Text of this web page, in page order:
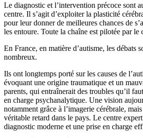
Le diagnostic et l’intervention précoce sont
centre. Il s’agit d’exploiter la plasticité
pour leur donner de meilleures chances de
les entoure. Toute la chaîne est pilotée par le
En France, en matière d’autisme, les débats
nombreux.
Ils ont longtemps porté sur les causes de
évoquant une origine traumatique et un
parents, qui entraînerait des troubles qu’il
en charge psychanalytique. Une vision
notamment grâce à l’imagerie cérébrale,
véritable retard dans le pays. Le centre
diagnostic moderne et une prise en charge